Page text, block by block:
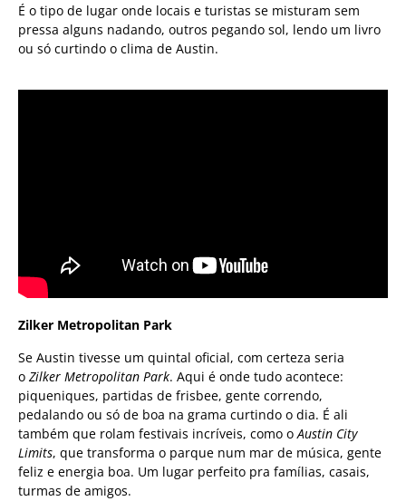
É o tipo de lugar onde locais e turistas se misturam sem
pressa alguns nadando, outros pegando sol, lendo um livro
ou só curtindo o clima de Austin.
Zilker Metropolitan Park
Se Austin tivesse um quintal oficial, com certeza seria
o Zilker Metropolitan Park. Aqui é onde tudo acontece:
piqueniques, partidas de frisbee, gente correndo,
pedalando ou só de boa na grama curtindo o dia. É ali
também que rolam festivais incríveis, como oAustin City
Limits, que transforma o parque num mar de música, gente
feliz e energia boa. Um lugar perfeito pra famílias, casais,
turmas de amigos.